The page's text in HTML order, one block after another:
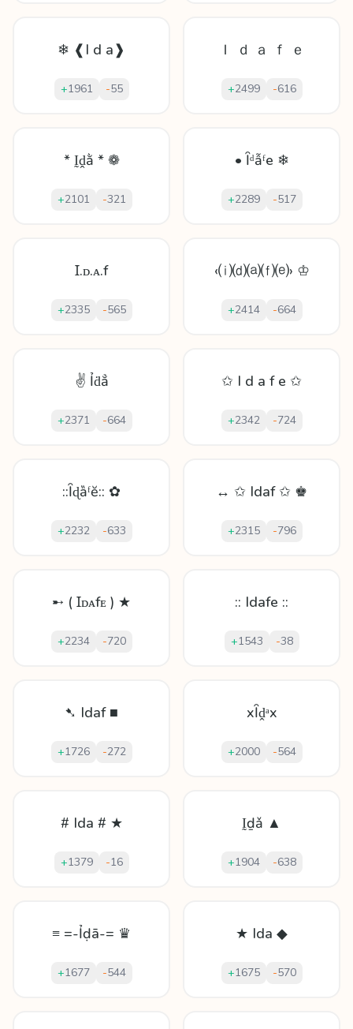
❄ ❰I d a❱
+1961 -55
Ｉ ｄ ａ ｆ ｅ
+2499 -616
* Ḭḓằ * ❁
+2101 -321
• Ȋᵈẫᶠе ❄
+2289 -517
Ɪ.ᴅ.ᴀ.f
+2335 -565
‹⒤⒟⒜⒡⒠› ♔
+2414 -664
✌ Ỉḋẳ
+2371 -664
✩ I d a f e ✩
+2342 -724
::Ȋɖȁᶠĕ:: ✿
+2232 -633
↔ ✩ Idaf ✩ ♚
+2315 -796
➸ ( Ɪᴅᴀfᴇ ) ★
+2234 -720
:: Idafe ::
+1543 -38
➷ Idaf ■
+1726 -272
xȊḓᵃx
+2000 -564
# Ida # ★
+1379 -16
Ḭḏǎ ▲
+1904 -638
≡ =-Ỉḍā-= ♛
+1677 -544
★ Ida ◆
+1675 -570